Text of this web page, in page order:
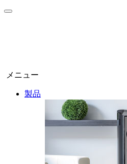
メニュー
製品